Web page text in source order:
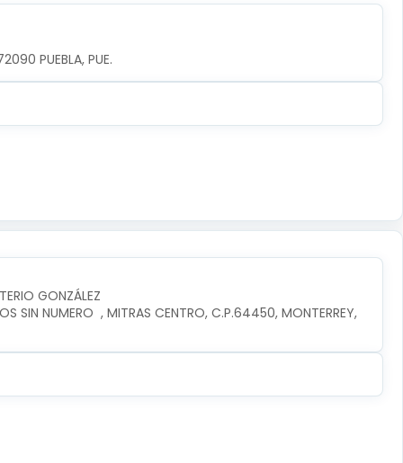
PUEBLA, PUE.
GONZÁLEZ
SIN NUMERO  , MITRAS CENTRO, C.P.64450, MONTERREY,